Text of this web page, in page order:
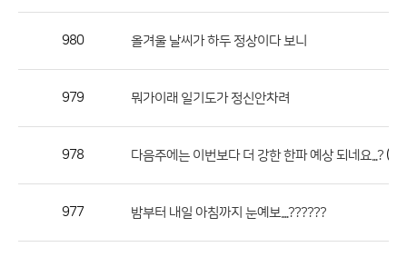
공
980 올겨울 날씨가 하두 정상이다 보니
979 뭐가이래 일기도가 정신안차려
978 다음주에는 이번보다 더 강한 한파 예상 되네요...? (1)
977 밤부터 내일 아침까지 눈예보....??????